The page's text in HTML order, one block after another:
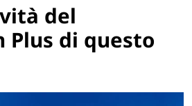
del
Plus di questo